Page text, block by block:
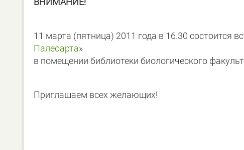
11 марта (пятница) 2011 года в 16.30 состоится
Палеоарта»
в помещении библиотеки биологического
Приглашаем всех желающих!